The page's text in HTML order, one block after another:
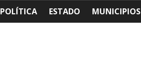
POLÍTICA ESTADO MUNICIPIOS